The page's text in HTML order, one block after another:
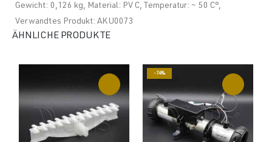
Gewicht: 0,126 kg, Material: PV C, Temperatur: ~ 50 C°,
Verwandtes Produkt: AKU0073
ÄHNLICHE PRODUKTE
-74%